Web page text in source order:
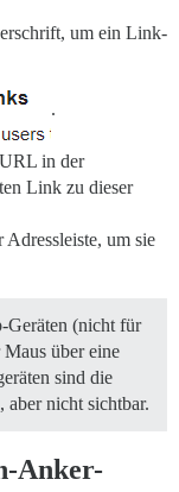
um ein Link-
.
in der
Link zu dieser
um sie
(nicht für
über eine
sind die
nicht sichtbar.
Anker-